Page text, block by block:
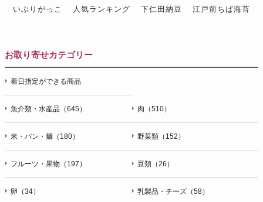
いぶりがっこ
人気ランキング 下仁田納豆
江戸前ちば海苔
お取り寄せカテゴリー
着日指定ができる商品
魚介類・水産品（645） 肉（510）
米・パン・麺（180） 野菜類（152）
フルーツ・果物（197） 豆類（26）
卵（34） 乳製品・チーズ（58）